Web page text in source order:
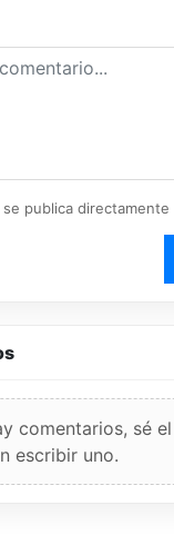
publica directamente
comentarios, sé el
escribir uno.